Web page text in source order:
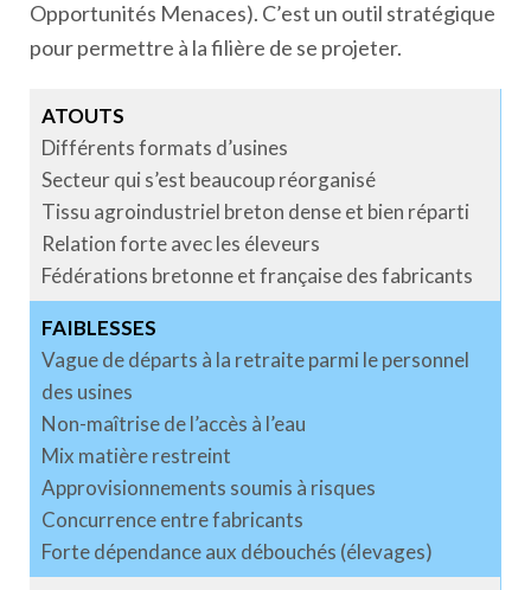
Opportunités Menaces). C’est un outil stratégique
pour permettre à la filière de se projeter.
ATOUTS
Différents formats d’usines
Secteur qui s’est beaucoup réorganisé
Tissu agroindustriel breton dense et bien réparti
Relation forte avec les éleveurs
Fédérations bretonne et française des fabricants
FAIBLESSES
Vague de départs à la retraite parmi le personnel
des usines
Non-maîtrise de l’accès à l’eau
Mix matière restreint
Approvisionnements soumis à risques
Concurrence entre fabricants
Forte dépendance aux débouchés (élevages)